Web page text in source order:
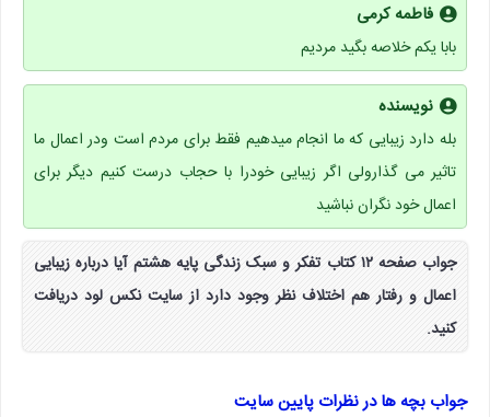
فاطمه کرمی
بابا یکم خلاصه بگید مردیم
نویسنده
بله دارد زیبایی که ما انجام میدهیم فقط برای مردم است ودر اعمال ما
تاثیر می گذارولی اگر زیبایی خودرا با حجاب درست کنیم دیگر برای
اعمال خود نگران نباشید
جواب صفحه ۱۲ کتاب تفکر و سبک زندگی پایه هشتم آیا درباره زیبایی
اعمال و رفتار هم اختلاف نظر وجود دارد از سایت نکس لود دریافت
کنید.
جواب بچه ها در نظرات پایین سایت